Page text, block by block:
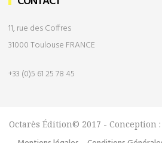
11, rue des Coffres
31000 Toulouse FRANCE
+33 (0)5 61 25 78 45
Octarès Édition© 2017 - Conception :